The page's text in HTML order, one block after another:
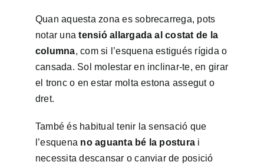
Quan aquesta zona es sobrecarrega, pots
notar unatensió allargada al costat de la
columna, com si l’esquena estigués rígida o
cansada. Sol molestar en inclinar-te, en girar
el tronc o en estar molta estona assegut o
dret.
També és habitual tenir la sensació que
l’esquena no aguanta bé la postura i
necessita descansar o canviar de posició